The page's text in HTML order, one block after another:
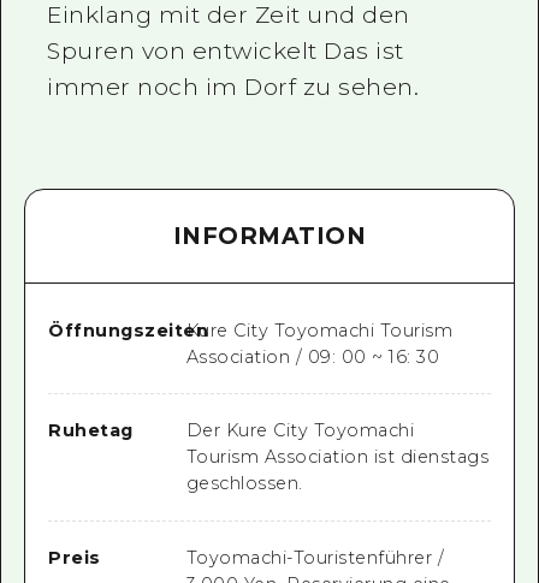
Einklang mit der Zeit und den
Spuren von entwickelt Das ist
immer noch im Dorf zu sehen.
INFORMATION
ÖffnungszeitenKure City Toyomachi Tourism
Association / 09: 00 ~ 16: 30
Ruhetag
Der Kure City Toyomachi
Tourism Association ist dienstags
geschlossen.
Preis
Toyomachi-Touristenführer /